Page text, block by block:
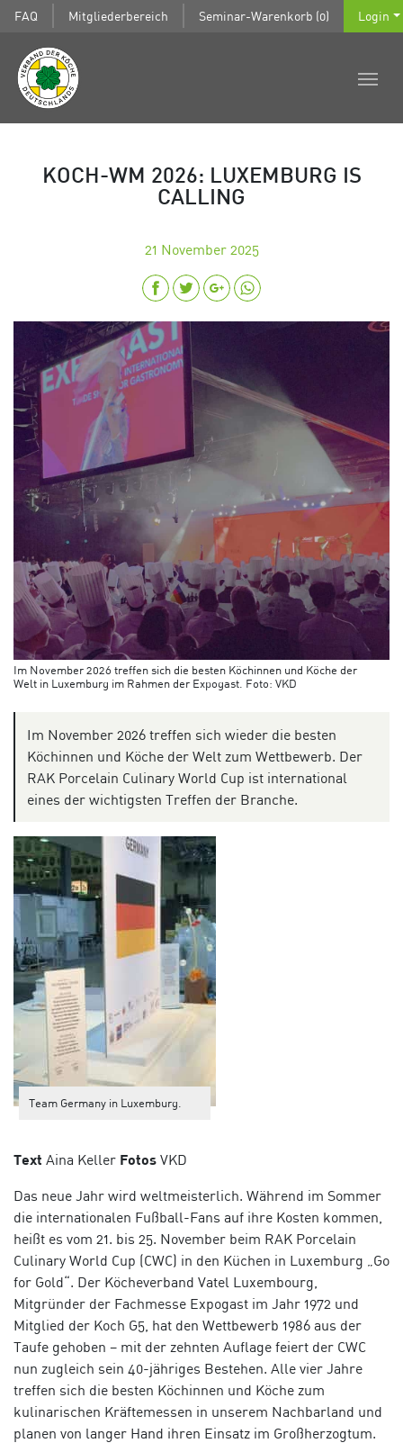
FAQ Mitgliederbereich Seminar-Warenkorb (0) Login
KOCH-WM 2026: LUXEMBURG IS
CALLING
21 November 2025
Im November 2026 treffen sich die besten Köchinnen und Köche der
Welt in Luxemburg im Rahmen der Expogast. Foto: VKD
Im November 2026 treffen sich wieder die besten
Köchinnen und Köche der Welt zum Wettbewerb. Der
RAK Porcelain Culinary World Cup ist international
eines der wichtigsten Treffen der Branche.
Team Germany in Luxemburg.
Text Aina Keller Fotos VKD
Das neue Jahr wird weltmeisterlich. Während im Sommer
die internationalen Fußball-Fans auf ihre Kosten kommen,
heißt es vom 21. bis 25. November beim RAK Porcelain
Culinary World Cup (CWC) in den Küchen in Luxemburg „Go
for Gold“. Der Köcheverband Vatel Luxembourg,
Mitgründer der Fachmesse Expogast im Jahr 1972 und
Mitglied der Koch G5, hat den Wettbewerb 1986 aus der
Taufe gehoben – mit der zehnten Auflage feiert der CWC
nun zugleich sein 40-jähriges Bestehen. Alle vier Jahre
treffen sich die besten Köchinnen und Köche zum
kulinarischen Kräftemessen in unserem Nachbarland und
planen von langer Hand ihren Einsatz im Großherzogtum.